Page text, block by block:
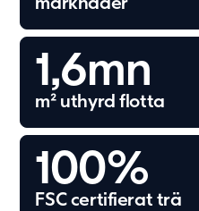
marknader
1,6mn
m² uthyrd flotta
100%
FSC certifierat trä